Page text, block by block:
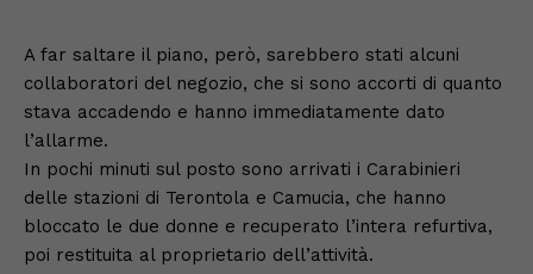
A far saltare il piano, però, sarebbero stati alcuni
collaboratori del negozio, che si sono accorti di quanto
stava accadendo e hanno immediatamente dato
l’allarme.
In pochi minuti sul posto sono arrivati i Carabinieri
delle stazioni di Terontola e Camucia, che hanno
bloccato le due donne e recuperato l’intera refurtiva,
poi restituita al proprietario dell’attività.